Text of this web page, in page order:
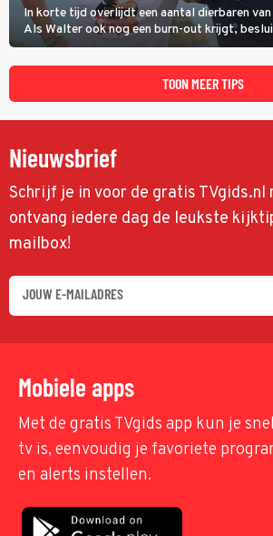
In korte tijd overlijdt een aantal dierbaren
Als Walter ook nog een burn-out krijgt,
een nieuwe start te maken door een B&B in
ze een moeizame start beleven. (HH)
TOON MEER TIPS
Nieuwsbrief
Schrijf je in voor de gratis TVgids.nl
ontvang iedere dag de leukste
mailbox!
Mobiele apps
Met de gratis TVgids app kun je
tv is, eenvoudig je favoriete
en alerts instellen.